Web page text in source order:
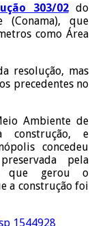
303/02do
(Conama), que
como Área
resolução, mas
precedentes no
Ambiente de
construção, e
concedeu
pela
que gerou o
a construção foi
1544928